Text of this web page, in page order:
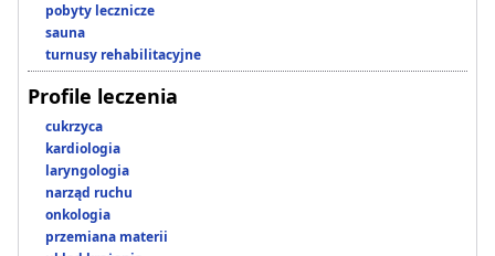
pobyty lecznicze
sauna
turnusy rehabilitacyjne
Profile leczenia
cukrzyca
kardiologia
laryngologia
narząd ruchu
onkologia
przemiana materii